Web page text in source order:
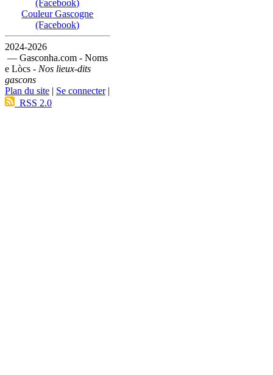
(Facebook)
Couleur Gascogne
(Facebook)
2024-2026
— Gasconha.com - Noms
e Lòcs - Nos lieux-dits
gascons
Plan du site | Se connecter|
RSS 2.0